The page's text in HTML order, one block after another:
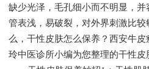
缺少光泽，毛孔细小而不明显，
管表浅，易破裂，对外界刺激比
么，干性皮肤怎么保养？西安牛
玲中医诊所小编为您整理的干性皮